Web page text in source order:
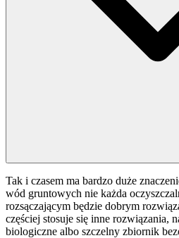
Tak i czasem ma bardzo duże
wód gruntowych nie każda
rozsączającym będzie dobrym
częściej stosuje się inne rozwiązania,
biologiczne albo szczelny zbiornik